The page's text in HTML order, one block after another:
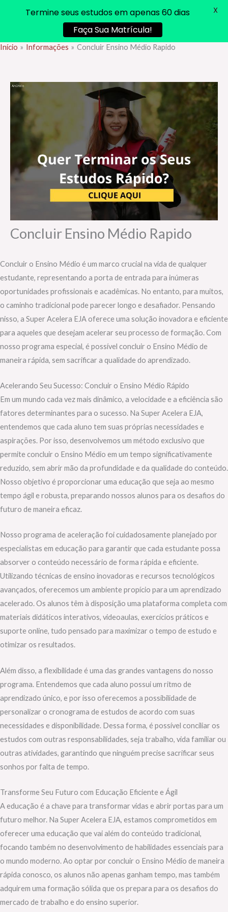
Ir
conteúdo
Início Informações Concluir Ensino Médio Rapido
Concluir Ensino Médio Rapido
Concluir o Ensino Médio é um marco crucial na vida de qualquer
estudante, representando a porta de entrada para inúmeras
oportunidades profissionais e acadêmicas. No entanto, para muitos,
o caminho tradicional pode parecer longo e desafiador. Pensando
nisso, a Super Acelera EJA oferece uma solução inovadora e eficiente
para aqueles que desejam acelerar seu processo de formação. Com
nosso programa especial, é possível concluir o Ensino Médio de
maneira rápida, sem sacrificar a qualidade do aprendizado.
Acelerando Seu Sucesso: Concluir o Ensino Médio Rápido
Em um mundo cada vez mais dinâmico, a velocidade e a eficiência são
fatores determinantes para o sucesso. Na Super Acelera EJA,
entendemos que cada aluno tem suas próprias necessidades e
aspirações. Por isso, desenvolvemos um método exclusivo que
permite concluir o Ensino Médio em um tempo significativamente
reduzido, sem abrir mão da profundidade e da qualidade do conteúdo.
Nosso objetivo é proporcionar uma educação que seja ao mesmo
tempo ágil e robusta, preparando nossos alunos para os desafios do
futuro de maneira eficaz.
Nosso programa de aceleração foi cuidadosamente planejado por
especialistas em educação para garantir que cada estudante possa
absorver o conteúdo necessário de forma rápida e eficiente.
Utilizando técnicas de ensino inovadoras e recursos tecnológicos
avançados, oferecemos um ambiente propício para um aprendizado
acelerado. Os alunos têm à disposição uma plataforma completa com
materiais didáticos interativos, videoaulas, exercícios práticos e
suporte online, tudo pensado para maximizar o tempo de estudo e
otimizar os resultados.
Além disso, a flexibilidade é uma das grandes vantagens do nosso
programa. Entendemos que cada aluno possui um ritmo de
aprendizado único, e por isso oferecemos a possibilidade de
personalizar o cronograma de estudos de acordo com suas
necessidades e disponibilidade. Dessa forma, é possível conciliar os
estudos com outras responsabilidades, seja trabalho, vida familiar ou
outras atividades, garantindo que ninguém precise sacrificar seus
sonhos por falta de tempo.
Transforme Seu Futuro com Educação Eficiente e Ágil
A educação é a chave para transformar vidas e abrir portas para um
futuro melhor. Na Super Acelera EJA, estamos comprometidos em
oferecer uma educação que vai além do conteúdo tradicional,
focando também no desenvolvimento de habilidades essenciais para
o mundo moderno. Ao optar por concluir o Ensino Médio de maneira
rápida conosco, os alunos não apenas ganham tempo, mas também
adquirem uma formação sólida que os prepara para os desafios do
mercado de trabalho e do ensino superior.
Termine seus estudos em apenas 60 dias
Faça Sua Matrícula!
X